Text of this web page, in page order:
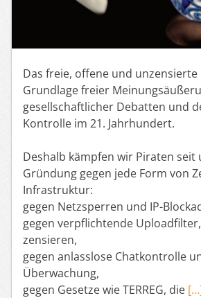
Das freie, offene und
Grundlage freier
gesellschaftlicher Debatten und
Kontrolle im 21. Jahrhundert.
Deshalb kämpfen wir Piraten seit
Gründung gegen jede Form von
Infrastruktur:
gegen Netzsperren und IP-
gegen verpflichtende
zensieren,
gegen anlasslose Chatkontrolle
Überwachung,
gegen Gesetze wie TERREG, die